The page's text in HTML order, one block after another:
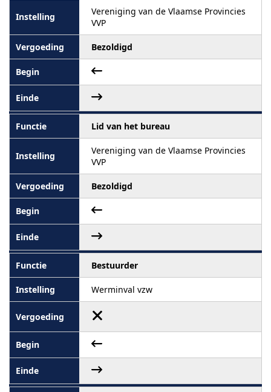
Vereniging van de Vlaamse Provincies
VVP
Bezoldigd
Lid van het bureau
Vereniging van de Vlaamse Provincies
VVP
Bezoldigd
Bestuurder
Werminval vzw